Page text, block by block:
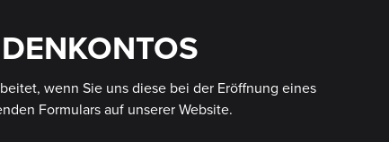
wenn Sie uns diese bei der Eröffnung eines
Formulars auf unserer Website.